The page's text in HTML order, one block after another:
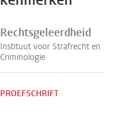
Rechtsgeleerdheid
Instituut voor Strafrecht en
Criminologie
PROEFSCHRIFT